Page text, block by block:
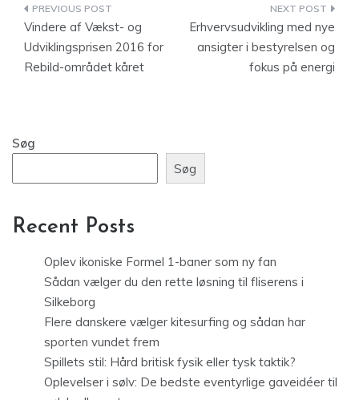
Indlægsnavigation
Vindere af Vækst- og
Udviklingsprisen 2016 for
Rebild-området kåret
Erhvervsudvikling med nye
ansigter i bestyrelsen og
fokus på energi
Søg
Søg
Recent Posts
Oplev ikoniske Formel 1-baner som ny fan
Sådan vælger du den rette løsning til fliserens i
Silkeborg
Flere danskere vælger kitesurfing og sådan har
sporten vundet frem
Spillets stil: Hård britisk fysik eller tysk taktik?
Oplevelser i sølv: De bedste eventyrlige gaveidéer til